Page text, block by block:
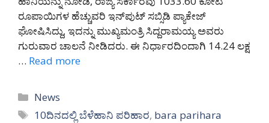
ರೂಪಾಯಿಗಳ ಹೆಚ್ಚುವರಿ ಇನ್‌ಪುಟ್ ಸಬ್ಸಿಡಿ ಪ್ಯಾಕೇಜ್
ಘೋಷಿಸಿದ್ದು, ಇದನ್ನು ಮುಖ್ಯಮಂತ್ರಿ ಸಿದ್ದರಾಮಯ್ಯ ಅವರು
ಗುರುವಾರ ಚಾಲನೆ ನೀಡಿದರು. ಈ ನಿರ್ಧಾರದಿಂದಾಗಿ 14.24 ಲಕ್ಷ
… Read more
Categories
News
Tags
10ದಿನದಲ್ಲಿ ಬೆಳೆಹಾನಿ ಪರಿಹಾರ, bara parihara